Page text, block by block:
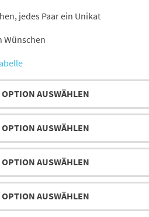
47,00 €
jedes Paar ein Unikat
Wünschen